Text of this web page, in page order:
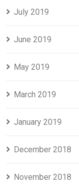
July 2019
June 2019
May 2019
March 2019
January 2019
December 2018
November 2018